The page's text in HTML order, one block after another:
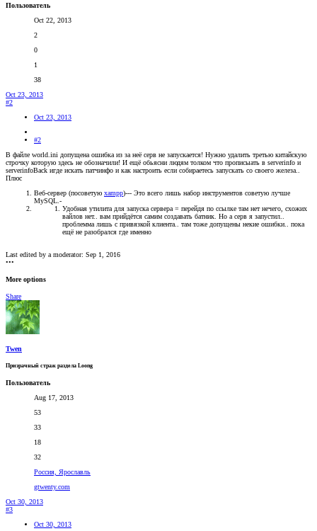
Пользователь
Oct 22, 2013
2
0
1
38
Oct 23, 2013
#2
Oct 23, 2013
#2
В файле world.ini допущена ошибка из за неё серв не запускается! Нужно удалить третью китайскую
строчку которую здесь не обозначили! И ещё обьясни людям толком что прописыать в serverinfo и
serverinfoBack игде искать патчинфо и как настроить если собираетесь запускать со своего железа..
Плюс
Веб-сервер (посоветую xampp)--- Это всего лишь набор инструментов советую лучше
MySQL.-
Удобная утилита для запуска сервера = перейдя по ссылке там нет нечего, схожих
вайлов нет.. вам прийдётся самим создавать батник. Но а серв я запустил..
проблемма лишь с привязкой клиента.. там тоже допущены некие ошибки.. пока
ещё не разобрался где именно
Last edited by a moderator: Sep 1, 2016
•••
More options
Share
Twen
Призрачный страж раздела Loong
Пользователь
Aug 17, 2013
53
33
18
32
Россия, Ярославль
gtwenty.com
Oct 30, 2013
#3
Oct 30, 2013